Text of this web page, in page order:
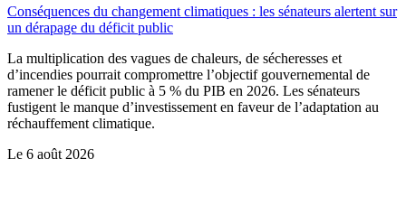
Conséquences du changement climatiques : les sénateurs alertent sur
un dérapage du déficit public
La multiplication des vagues de chaleurs, de sécheresses et
d’incendies pourrait compromettre l’objectif gouvernemental de
ramener le déficit public à 5 % du PIB en 2026. Les sénateurs
fustigent le manque d’investissement en faveur de l’adaptation au
réchauffement climatique.
Le 6 août 2026